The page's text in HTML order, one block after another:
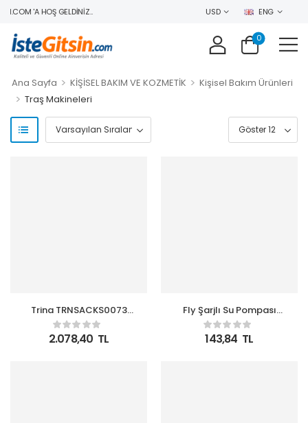
'A HOŞ GELDINIZ.. USD ENG
0
Ana Sayfa > KİŞİSEL BAKIM VE KOZMETİK > Kişisel Bakım Ürünleri
> Traş Makineleri
Trina TRNSACKS0073
Saç Kesme Makinesi
2.078,40 TL
Fly Şarjlı Su Pompası
(Usb Şarj Grişi-Şarj
Lambası-Paslanmaz
Çelik)
143,84 TL